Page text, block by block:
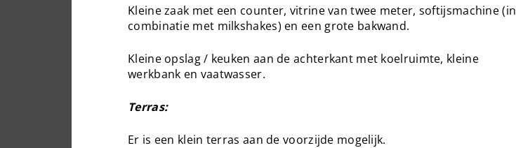
Kleine zaak met een counter, vitrine van twee meter, softijsmachine (in
combinatie met milkshakes) en een grote bakwand.
Kleine opslag / keuken aan de achterkant met koelruimte, kleine
werkbank en vaatwasser.
Terras:
Er is een klein terras aan de voorzijde mogelijk.